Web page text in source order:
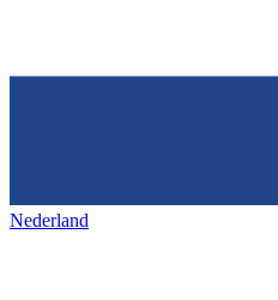
Nederland